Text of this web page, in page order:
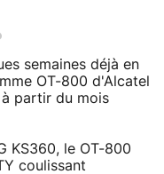
semaines déjà en
OT-800 d'Alcatel
partir du mois
KS360, le OT-800
coulissant